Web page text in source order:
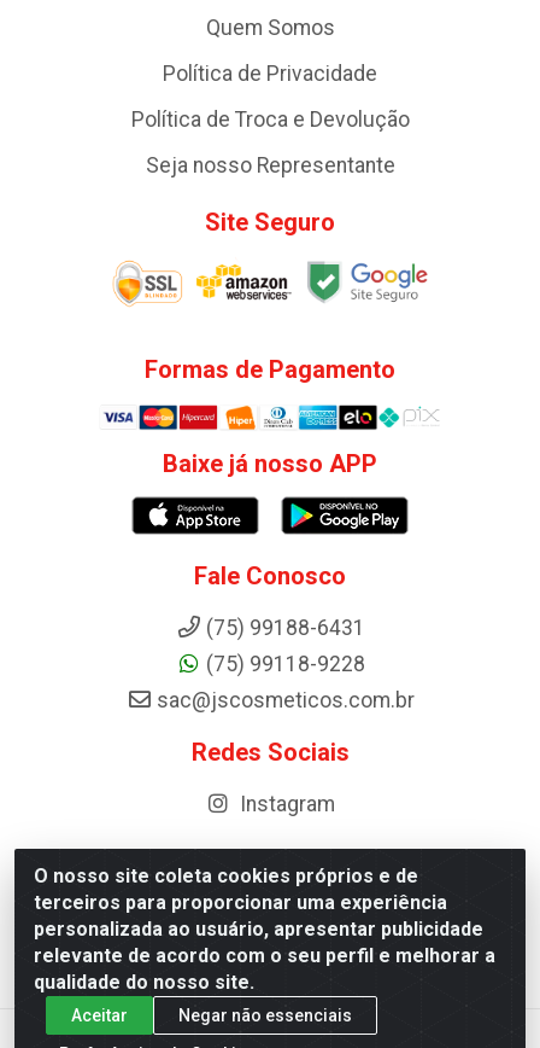
O nosso site coleta cookies próprios e de
terceiros para proporcionar uma experiência
personalizada ao usuário, apresentar publicidade
relevante de acordo com o seu perfil e melhorar a
qualidade do nosso site.
Aceitar
Negar não essenciais
Quem Somos
Política de Privacidade
Política de Troca e Devolução
Seja nosso Representante
Site Seguro
Formas de Pagamento
Baixe já nosso APP
Fale Conosco
(75) 99188-6431
(75) 99118-9228
sac@jscosmeticos.com.br
Redes Sociais
Instagram
Distribuidora de Cosméticos Antoneto LTDA - BA-052,
km 87 - Industrial, Ipirá - BA, 44600-000 - CNPJ
10.984.107/0001-75